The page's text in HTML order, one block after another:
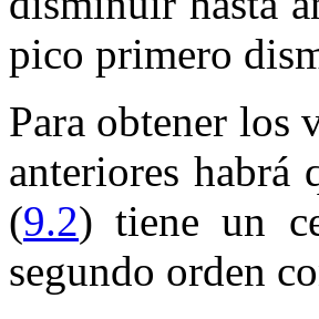
pico primero
Para obtener los
anteriores habrá
(9.2) tiene un
segundo orden